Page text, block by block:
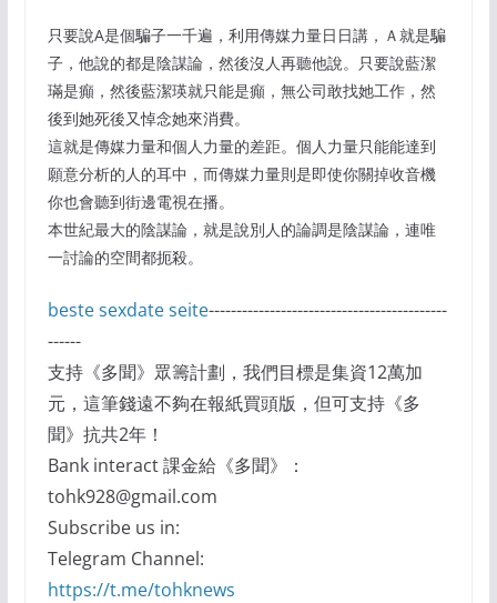
只要說A是個騙子一千遍，利用傳媒力量日日講，Ａ就是騙
子，他說的都是陰謀論，然後沒人再聽他說。只要說藍潔
璊是癲，然後藍潔瑛就只能是癲，無公司敢找她工作，然
後到她死後又悼念她來消費。
這就是傳媒力量和個人力量的差距。個人力量只能能達到
願意分析的人的耳中，而傳媒力量則是即使你關掉收音機
你也會聽到街邊電視在播。
本世紀最大的陰謀論，就是說別人的論調是陰謀論，連唯
一討論的空間都扼殺。
beste sexdate seite-------------------------------------------
------
支持《多聞》眾籌計劃，我們目標是集資12萬加
元，這筆錢遠不夠在報紙買頭版，但可支持《多
聞》抗共2年！
Bank interact 課金給《多聞》：
tohk928@gmail.com
Subscribe us in:
Telegram Channel:
https://t.me/tohknews